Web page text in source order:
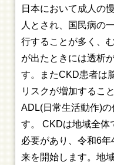
日本において成人の
人とされ、国民病の
行することが多く、
が出たときには透析
す。またCKD患者は
リスクが増加するこ
ADL(日常生活動作)
す。 CKDは地域全体
必要があり、令和6
来を開始します。地